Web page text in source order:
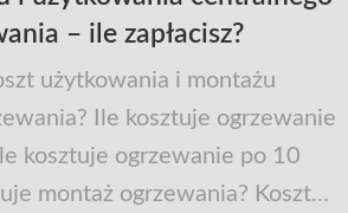
– ile zapłacisz?
użytkowania i montażu
Ile kosztuje ogrzewanie
kosztuje ogrzewanie po 10
montaż ogrzewania? Koszt...